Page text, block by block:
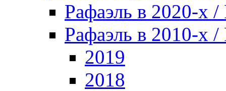
Рафаэль в 2020-х /
Рафаэль в 2010-х /
2019
2018